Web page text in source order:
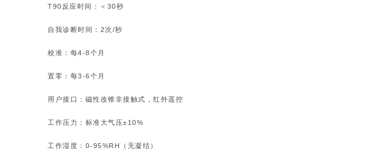
T90反应时间：＜30秒
自我诊断时间：2次/秒
校准：每4-8个月
置零：每3-6个月
用户接口：磁性改锥非接触式，红外遥控
工作压力：标准大气压±10%
工作湿度：0-95%RH（无凝结）